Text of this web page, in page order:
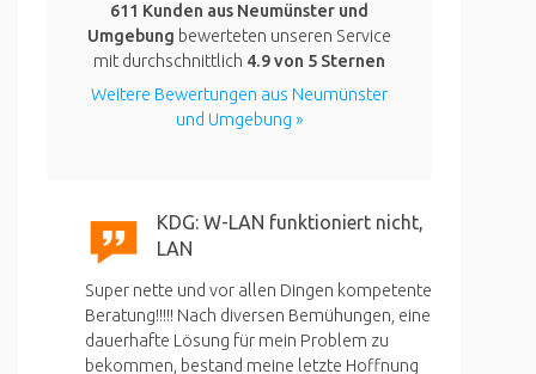
611 Kunden aus Neumünster und
Umgebung bewerteten unseren Service
mit durchschnittlich 4.9von 5 Sternen
Weitere Bewertungen aus Neumünster
und Umgebung »
KDG: W-LAN funktioniert nicht,
LAN
Super nette und vor allen Dingen kompetente
Beratung!!!!! Nach diversen Bemühungen, eine
dauerhafte Lösung für mein Problem zu
bekommen, bestand meine letzte Hoffnung